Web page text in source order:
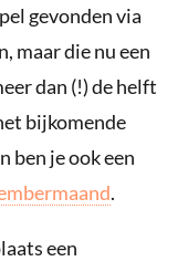
gevonden via
maar die nu een
dan (!) de helft
bijkomende
ben je ook een
.
een